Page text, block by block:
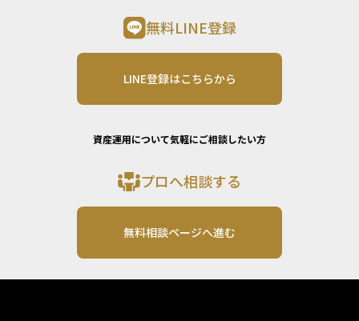
無料LINE登録
LINE登録はこちらから
資産運用について気軽にご相談したい方
プロへ相談する
無料相談ページへ進む